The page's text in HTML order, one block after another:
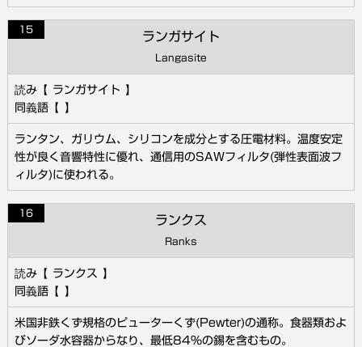
15
ランガサイト
Langasite
ランガサイト
ランタン、ガリウム、シリコンを成分とする圧電材料。温度安定
性が良く音響特性に優れ、通信用のSAWフィルタ(弾性表面波フ
ィルタ)に使われる。
16
ランクス
Ranks
ランクス
米国非鉄くず規格のピューターくず(Pewter)の通称。食器類およ
びソーダ水容器からなり、最低84％の錫を含むもの。